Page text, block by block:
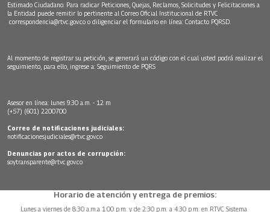
Estimado Ciudadano: Para radicar Peticiones, Quejas, Reclamos, Solicitudes y Felicitaciones a
la Entidad puede remitir lo pertinente al Correo Oficial Institucional de RTVC
correspondencia@rtvc.gov.co o diligenciar el formulario en línea: Contacto PQRSD.
Al momento de registrar su petición, se generará un código con el cual usted podrá realizar el
seguimiento, para ello, ingrese a: Seguimiento de PQRS
Asesor en línea: lunes 9:30 a.m. - 12 m
(+57) (601) 2200700
Correo de notificaciones judiciales:
notificacionesjudiciales@rtvc.gov.co
Denuncias por actos de corrupción:
soytransparente@rtvc.gov.co
Horario de atención y entrega de premios:
Lunes a viernes de 8:30 a.m.a 1:00 p.m. y de 2:30 p.m. a 4:30 p.m. en RTVC Sistema